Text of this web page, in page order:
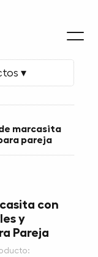
▾
marcasita
pareja
con
y
Pareja